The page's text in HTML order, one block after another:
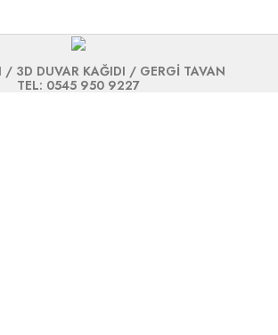
/ 3D DUVAR KAĞIDI / GERGİ TAVAN
TEL: 0545 950 9227